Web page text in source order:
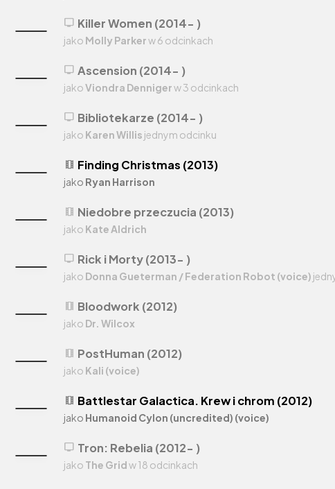
theaters Bloodwork (2012)
jako Dr. Wilcox
theaters PostHuman (2012)
jako Kali (voice)
theaters Finding Christmas (2013)
jako Ryan Harrison
theaters Niedobre przeczucia (2013)
jako Kate Aldrich
theaters Battlestar Galactica. Krew i chrom (2012)
jako Humanoid Cylon (uncredited) (voice)
tv Tron: Rebelia (2012- )
jako The Gridw 18 odcinkach
tv Rick i Morty (2013- )
jako Donna Gueterman / Federation Robot (voice)
tv Killer Women (2014- )
jako Molly Parkerw 6 odcinkach
tv Ascension (2014- )
jakoViondra Dennigerw 3 odcinkach
tv Bibliotekarze (2014- )
jako Karen Willis jednym odcinku